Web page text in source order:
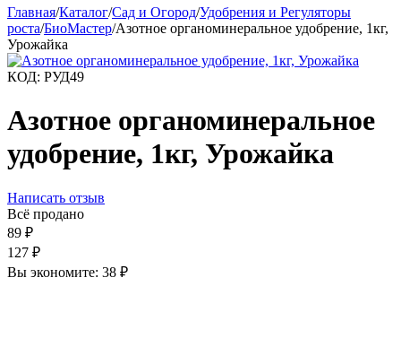
Главная/Каталог/Сад и Огород/Удобрения и Регуляторы
роста/БиоМастер/Азотное органоминеральное удобрение, 1кг,
Урожайка
КОД: РУД49
Азотное органоминеральное
удобрение, 1кг, Урожайка
Написать отзыв
Всё продано
89 ₽
127 ₽
Вы экономите: 38 ₽